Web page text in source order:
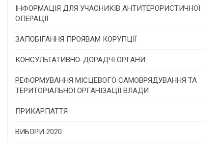
Конкурс проектів та програм місцевого
самоврядування
Конкурс інститутів громадянського суспільства
Програми/конкурси МТД
ІНФОРМАЦІЯ ДЛЯ УЧАСНИКІВ АНТИТЕРОРИСТИЧНОЇ
ОПЕРАЦІЇ
ЗАПОБІГАННЯ ПРОЯВАМ КОРУПЦІЇ
КОНСУЛЬТАТИВНО-ДОРАДЧІ ОРГАНИ
Консультативна рада
РЕФОРМУВАННЯ МІСЦЕВОГО САМОВРЯДУВАННЯ ТА
ТЕРИТОРІАЛЬНОЇ ОРГАНІЗАЦІЇ ВЛАДИ
ПРИКАРПАТТЯ
Історична довідка
ВИБОРИ 2020